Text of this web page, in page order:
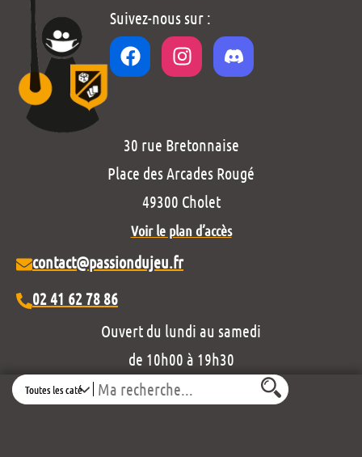
Search
Suivez-nous sur :
30 rue Bretonnaise
Place des Arcades Rougé
49300 Cholet
Voir le plan d’accès
contact@passiondujeu.fr
02 41 62 78 86
Ouvert du lundi au samedi
de 10h00 à 19h30
Découvrez notre projet éditorial :